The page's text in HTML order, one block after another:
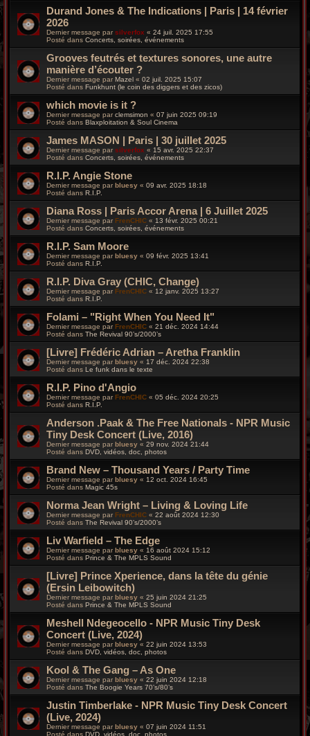
Durand Jones & The Indications | Paris | 14 février
2026
Dernier message par silverfox « 24 juil. 2025 17:55
Posté dans Concerts, soirées, événements
Grooves feutrés et textures sonores, une autre
manière d’écouter ?
Dernier message par Mazel « 02 juil. 2025 15:07
Posté dans Funkhunt (le coin des diggers et des zicos)
which movie is it ?
Dernier message parclemsimon « 07 juin 2025 09:19
Posté dans Blaxploitation & Soul Cinema
James MASON | Paris | 30 juillet 2025
Dernier message par silverfox « 15 avr. 2025 22:37
Posté dans Concerts, soirées, événements
R.I.P. Angie Stone
Dernier message parbluesy « 09 avr. 2025 18:18
Posté dans R.I.P.
Diana Ross | Paris Accor Arena | 6 Juillet 2025
Dernier message par FrenCHIC « 13 févr. 2025 00:21
Posté dans Concerts, soirées, événements
R.I.P. Sam Moore
Dernier message parbluesy « 09 févr. 2025 13:41
Posté dans R.I.P.
R.I.P. Diva Gray (CHIC, Change)
Dernier message par FrenCHIC « 12 janv. 2025 13:27
Posté dans R.I.P.
Folami – "Right When You Need It"
Dernier message parFrenCHIC « 21 déc. 2024 14:44
Posté dans The Revival 90’s/2000’s
[Livre] Frédéric Adrian – Aretha Franklin
Dernier message par bluesy « 17 déc. 2024 22:38
Posté dans Le funk dans le texte
R.I.P. Pino d'Angio
Dernier message parFrenCHIC « 05 déc. 2024 20:25
Posté dans R.I.P.
Anderson .Paak & The Free Nationals - NPR Music
Tiny Desk Concert (Live, 2016)
Dernier message par bluesy « 29 nov. 2024 21:44
Posté dans DVD, vidéos, doc, photos
Brand New – Thousand Years / Party Time
Dernier message parbluesy « 12 oct. 2024 16:45
Posté dans Magic 45s
Norma Jean Wright – Living & Loving Life
Dernier message par FrenCHIC « 22 août 2024 12:30
Posté dans The Revival 90’s/2000’s
Liv Warfield – The Edge
Dernier message parbluesy « 16 août 2024 15:12
Posté dans Prince & The MPLS Sound
[Livre] Prince Xperience, dans la tête du génie
(Ersin Leibowitch)
Dernier message par bluesy « 25 juin 2024 21:25
Posté dans Prince & The MPLS Sound
Meshell Ndegeocello - NPR Music Tiny Desk
Concert (Live, 2024)
Dernier message par bluesy « 22 juin 2024 13:53
Posté dans DVD, vidéos, doc, photos
Kool & The Gang – As One
Dernier message par bluesy « 22 juin 2024 12:18
Posté dans The Boogie Years 70’s/80’s
Justin Timberlake - NPR Music Tiny Desk Concert
(Live, 2024)
Dernier message par bluesy « 07 juin 2024 11:51
Posté dans DVD, vidéos, doc, photos